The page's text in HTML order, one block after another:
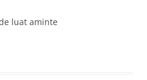
luat aminte